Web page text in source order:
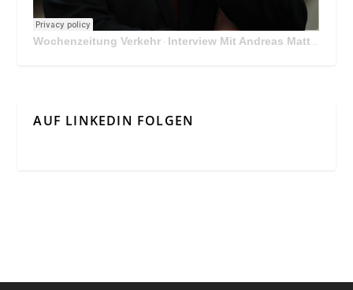
Wochenzeitung Verkehr · Interview Mit Andreas Matthä, CEO der ÖBB Holding
AUF LINKEDIN FOLGEN